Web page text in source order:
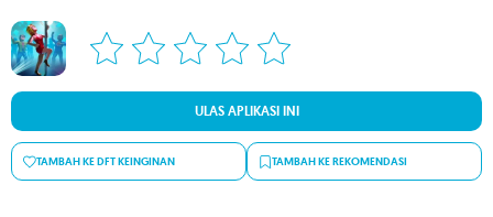
ULAS APLIKASI INI
TAMBAH KE DFT KEINGINAN TAMBAH KE REKOMENDASI